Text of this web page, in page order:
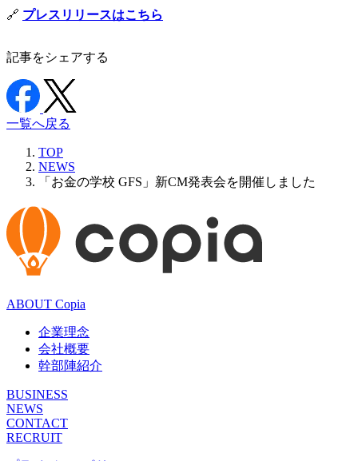
🔗 プレスリリースはこちら
記事をシェアする
一覧へ戻る
TOP
NEWS
「お金の学校 GFS」新CM発表会を開催しました
ABOUT Copia
企業理念
会社概要
幹部陣紹介
BUSINESS
NEWS
CONTACT
RECRUIT